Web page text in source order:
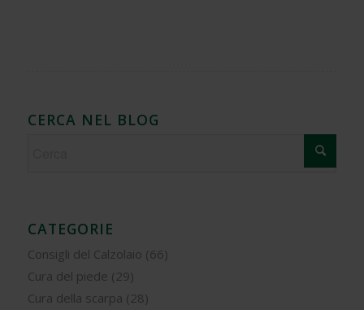
CERCA NEL BLOG
CATEGORIE
Consigli del Calzolaio (66)
Cura del piede (29)
Cura della scarpa (28)